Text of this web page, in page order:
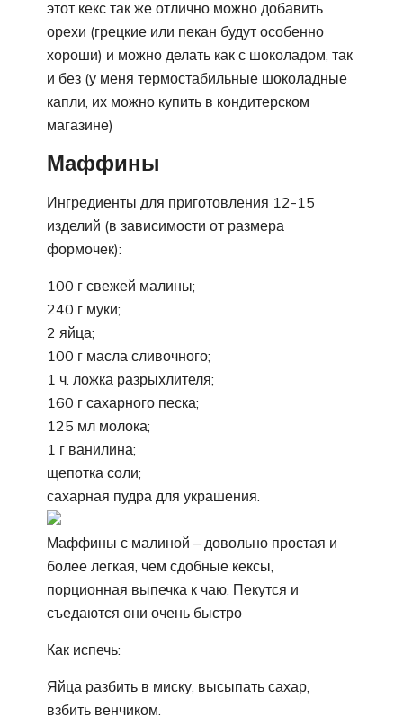
этот кекс так же отлично можно добавить
орехи (грецкие или пекан будут особенно
хороши) и можно делать как с шоколадом, так
и без (у меня термостабильные шоколадные
капли, их можно купить в кондитерском
магазине)
Маффины
Ингредиенты для приготовления 12-15
изделий (в зависимости от размера
формочек):
100 г свежей малины;
240 г муки;
2 яйца;
100 г масла сливочного;
1 ч. ложка разрыхлителя;
160 г сахарного песка;
125 мл молока;
1 г ванилина;
щепотка соли;
сахарная пудра для украшения.
Маффины с малиной – довольно простая и
более легкая, чем сдобные кексы,
порционная выпечка к чаю. Пекутся и
съедаются они очень быстро
Как испечь:
Яйца разбить в миску, высыпать сахар,
взбить венчиком.